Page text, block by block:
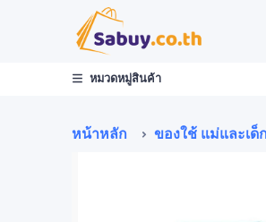
หมวดหมู่สินค้า
หน้าหลัก ของใช้ แม่และเด็